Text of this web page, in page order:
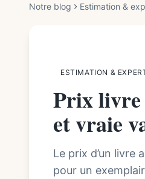
Notre blog Estimation &
ESTIMATION &
Prix livre
et vraie
Le prix d’un livre
pour un